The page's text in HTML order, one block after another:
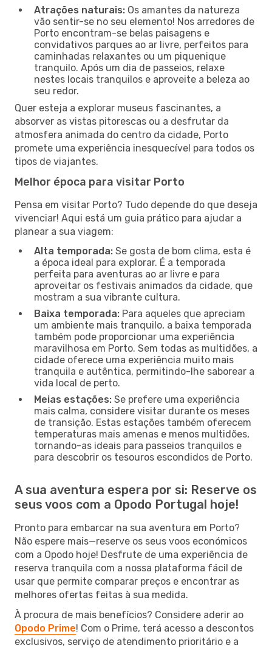
Atrações naturais: Os amantes da natureza
vão sentir-se no seu elemento! Nos arredores de
Porto encontram-se belas paisagens e
convidativos parques ao ar livre, perfeitos para
caminhadas relaxantes ou um piquenique
tranquilo. Após um dia de passeios, relaxe
nestes locais tranquilos e aproveite a beleza ao
seu redor.
Quer esteja a explorar museus fascinantes, a
absorver as vistas pitorescas ou a desfrutar da
atmosfera animada do centro da cidade, Porto
promete uma experiência inesquecível para todos os
tipos de viajantes.
Melhor época para visitar Porto
Pensa em visitar Porto? Tudo depende do que deseja
vivenciar! Aqui está um guia prático para ajudar a
planear a sua viagem:
Alta temporada: Se gosta de bom clima, esta é
a época ideal para explorar. É a temporada
perfeita para aventuras ao ar livre e para
aproveitar os festivais animados da cidade, que
mostram a sua vibrante cultura.
Baixa temporada: Para aqueles que apreciam
um ambiente mais tranquilo, a baixa temporada
também pode proporcionar uma experiência
maravilhosa em Porto. Sem todas as multidões, a
cidade oferece uma experiência muito mais
tranquila e autêntica, permitindo-lhe saborear a
vida local de perto.
Meias estações: Se prefere uma experiência
mais calma, considere visitar durante os meses
de transição. Estas estações também oferecem
temperaturas mais amenas e menos multidões,
tornando-as ideais para passeios tranquilos e
para descobrir os tesouros escondidos de Porto.
A sua aventura espera por si: Reserve os
seus voos com a Opodo Portugal hoje!
Pronto para embarcar na sua aventura em Porto?
Não espere mais—reserve os seus voos económicos
com a Opodo hoje! Desfrute de uma experiência de
reserva tranquila com a nossa plataforma fácil de
usar que permite comparar preços e encontrar as
melhores ofertas feitas à sua medida.
À procura de mais benefícios? Considere aderir ao
Opodo Prime! Com o Prime, terá acesso a descontos
exclusivos, serviço de atendimento prioritário e a